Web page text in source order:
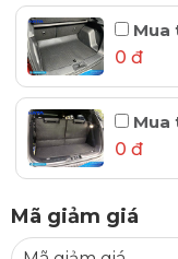
Mua
0 đ
Mua
0 đ
Mã giảm giá